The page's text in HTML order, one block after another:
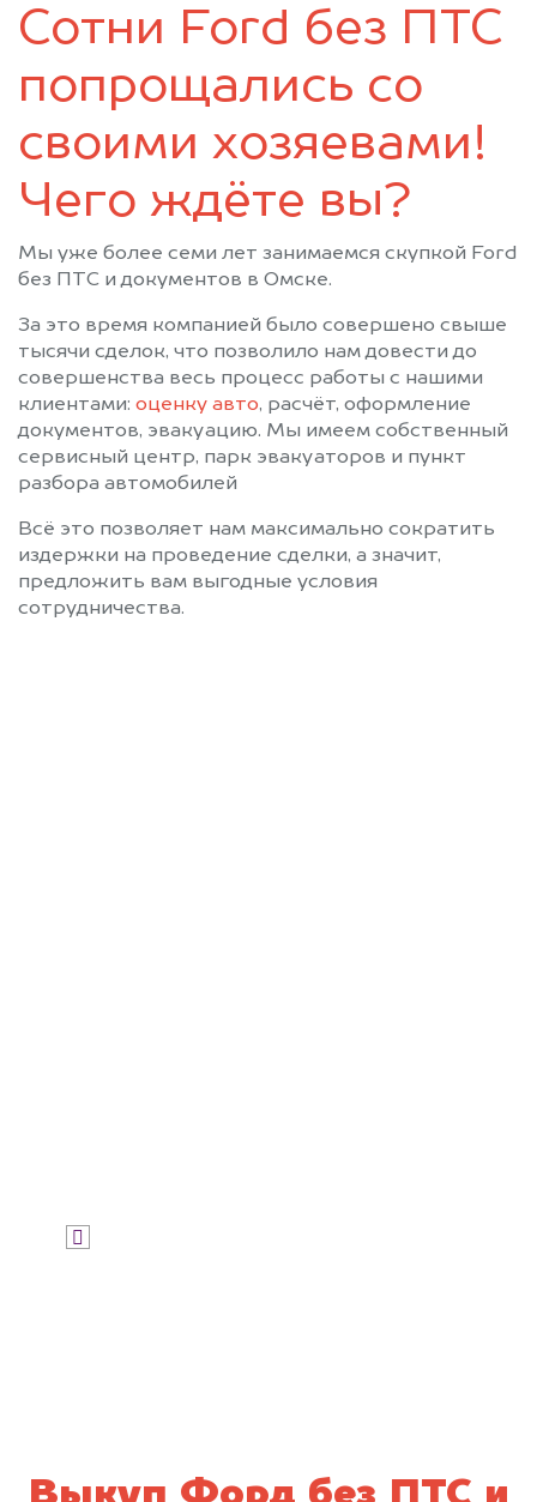
Усть-Ишим
Черлак
Сотни Ford без ПТС
попрощались со
своими хозяевами!
Чего ждёте вы?
Мы уже более семи лет занимаемся скупкой Ford
без ПТС и документов в Омске.
За это время компанией было совершено свыше
тысячи сделок, что позволило нам довести до
совершенства весь процесс работы с нашими
клиентами: оценку авто, расчёт, оформление
документов, эвакуацию. Мы имеем собственный
сервисный центр, парк эвакуаторов и пункт
разбора автомобилей
Всё это позволяет нам максимально сократить
издержки на проведение сделки, а значит,
предложить вам выгодные условия
сотрудничества.